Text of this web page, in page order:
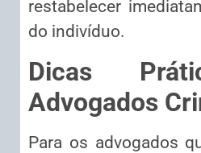
restabelecer
do indivíduo.
Dicas
Advogados
Para os advogados